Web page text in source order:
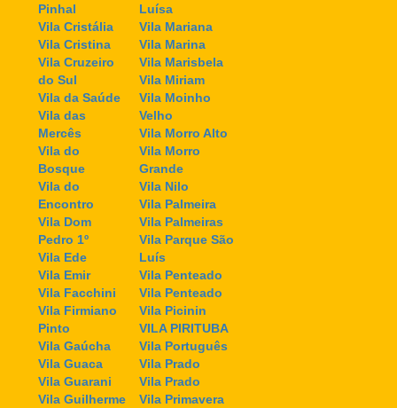
Pinhal
Vila Cristália
Vila Cristina
Vila Cruzeiro
do Sul
Vila da Saúde
Vila das
Mercês
Vila do
Bosque
Vila do
Encontro
Vila Dom
Pedro 1º
Vila Ede
Vila Emir
Vila Facchini
Vila Firmiano
Pinto
Vila Gaúcha
Vila Guaca
Vila Guarani
Vila Guilherme
Luísa
Vila Mariana
Vila Marina
Vila Marisbela
Vila Miriam
Vila Moinho
Velho
Vila Morro Alto
Vila Morro
Grande
Vila Nilo
Vila Palmeira
Vila Palmeiras
Vila Parque São
Luís
Vila Penteado
Vila Penteado
Vila Picinin
VILA PIRITUBA
Vila Português
Vila Prado
Vila Prado
Vila Primavera